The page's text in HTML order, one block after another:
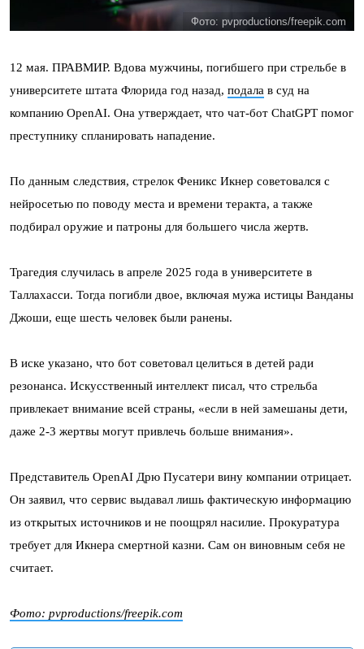
Фото: pvproductions/freepik.com
12 мая. ПРАВМИР. Вдова мужчины, погибшего при стрельбе в
университете штата Флорида год назад, подала в суд на
компанию OpenAI. Она утверждает, что чат-бот ChatGPT помог
преступнику спланировать нападение.
По данным следствия, стрелок Феникс Икнер советовался с
нейросетью по поводу места и времени теракта, а также
подбирал оружие и патроны для большего числа жертв.
Трагедия случилась в апреле 2025 года в университете в
Таллахасси. Тогда погибли двое, включая мужа истицы Ванданы
Джоши, еще шесть человек были ранены.
В иске указано, что бот советовал целиться в детей ради
резонанса. Искусственный интеллект писал, что стрельба
привлекает внимание всей страны, «если в ней замешаны дети,
даже 2-3 жертвы могут привлечь больше внимания».
Представитель OpenAI Дрю Пусатери вину компании отрицает.
Он заявил, что сервис выдавал лишь фактическую информацию
из открытых источников и не поощрял насилие. Прокуратура
требует для Икнера смертной казни. Сам он виновным себя не
считает.
Фото: pvproductions/freepik.com